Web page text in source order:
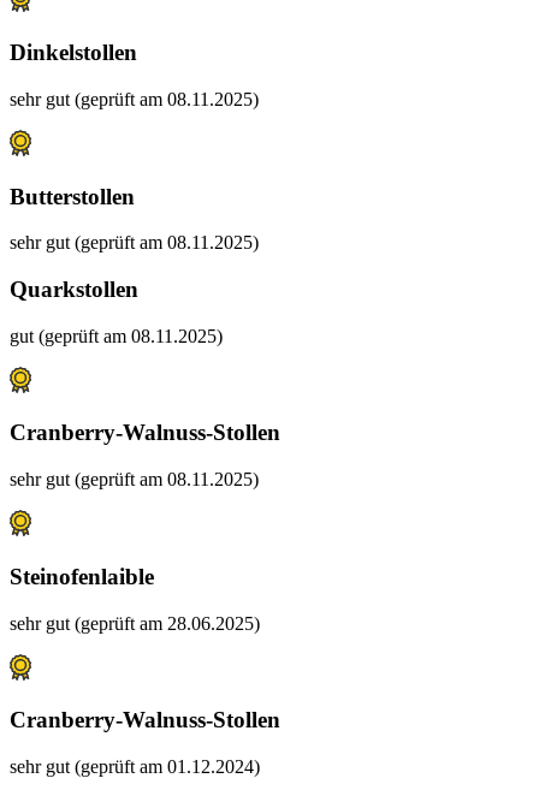
Dinkelstollen
sehr gut (geprüft am 08.11.2025)
Butterstollen
sehr gut (geprüft am 08.11.2025)
Quarkstollen
gut (geprüft am 08.11.2025)
Cranberry-Walnuss-Stollen
sehr gut (geprüft am 08.11.2025)
Steinofenlaible
sehr gut (geprüft am 28.06.2025)
Cranberry-Walnuss-Stollen
sehr gut (geprüft am 01.12.2024)